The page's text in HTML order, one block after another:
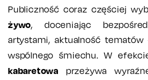
Publiczność coraz częściej
żywo, doceniając
artystami, aktualność
wspólnego śmiechu. W
kabaretowa przeżywa